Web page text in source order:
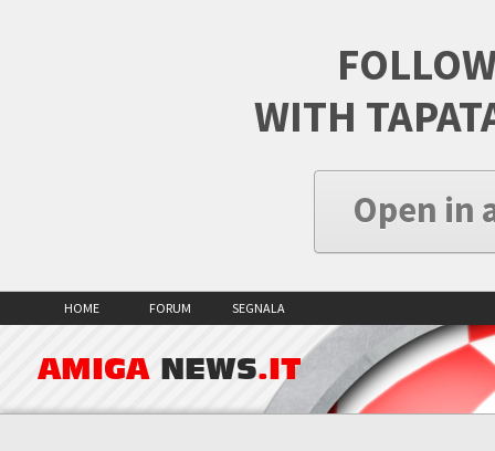
WITH
Open in
HOME FORUM SEGNALA
AMIGA NEWS.IT